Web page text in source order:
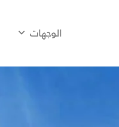
الوجهات